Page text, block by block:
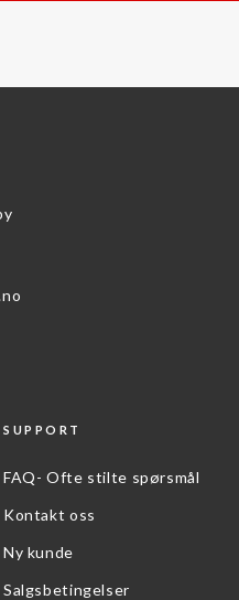
SUPPORT
FAQ- Ofte stilte spørsmål
Kontakt oss
Ny kunde
Salgsbetingelser